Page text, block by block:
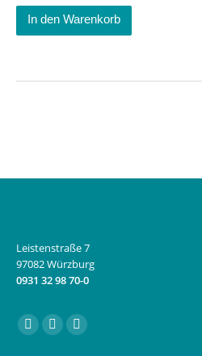
In den Warenkorb
Leistenstraße 7
97082 Würzburg
0931 32 98 70-0
Finden Sie uns auf:
FacebookInstagram
E-